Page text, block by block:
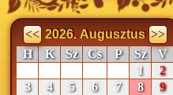
<< 2026. Augusztus >>
H
K Sz Cs P Sz
V
1
2
3
4 5 6 7 8
9